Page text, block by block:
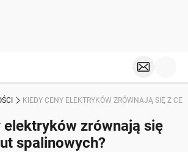
KIEDY CENY ELEKTRYKÓW ZRÓWNAJĄ SIĘ Z
elektryków zrównają się
spalinowych?